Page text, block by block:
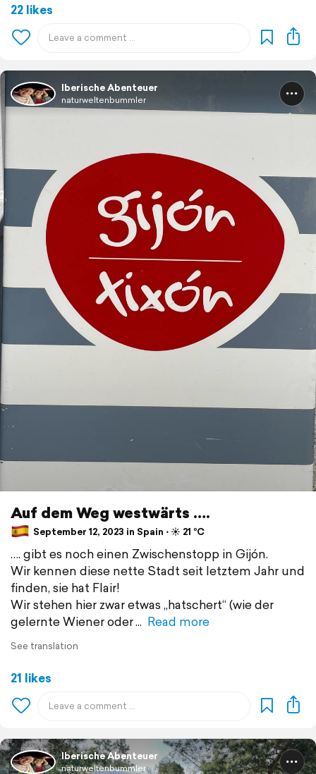
22 likes
Iberische Abenteuer
naturweltenbummler
Auf dem Weg westwärts ….
September 12, 2023 in Spain ⋅ ☀️ 21 °C
…. gibt es noch einen Zwischenstopp in Gijón.
Wir kennen diese nette Stadt seit letztem Jahr und
finden, sie hat Flair!
Wir stehen hier zwar etwas „hatschert“ (wie der
gelernte Wiener oder
Read more
See translation
21 likes
Iberische Abenteuer
naturweltenbummler